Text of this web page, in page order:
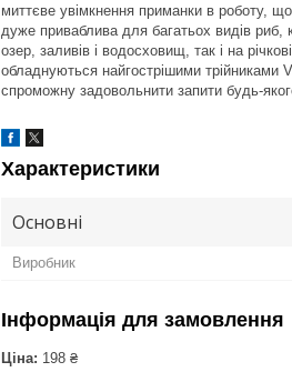
миттєве увімкнення приманки в роботу,
дуже приваблива для багатьох видів риб,
озер, заливів і водосховищ, так і на
обладнуються найгострішими трійниками
спроможну задовольнити запити будь-якого
Характеристики
Основні
Виробник
Інформація для замовлення
Ціна: 198 ₴